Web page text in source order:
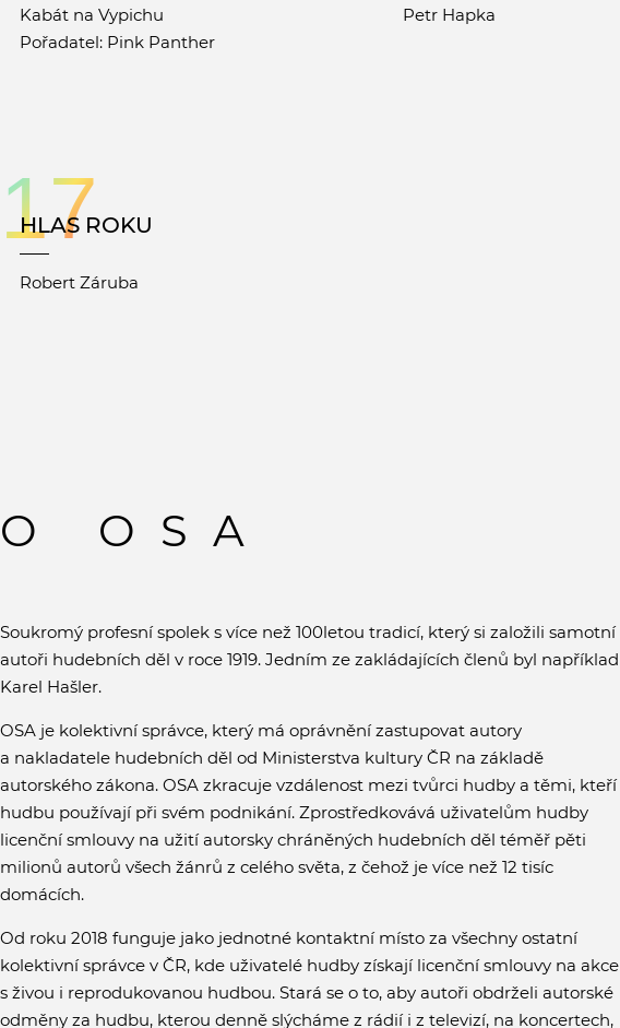
Kabát na Vypichu
Pořadatel: Pink Panther
Petr Hapka
17
HLAS ROKU
Robert Záruba
O OSA
Soukromý profesní spolek s více než 100letou tradicí, který si založili samotní
autoři hudebních děl v roce 1919. Jedním ze zakládajících členů byl například
Karel Hašler.
OSA je kolektivní správce, který má oprávnění zastupovat autory
a nakladatele hudebních děl od Ministerstva kultury ČR na základě
autorského zákona. OSA zkracuje vzdálenost mezi tvůrci hudby a těmi, kteří
hudbu používají při svém podnikání. Zprostředkovává uživatelům hudby
licenční smlouvy na užití autorsky chráněných hudebních děl téměř pěti
milionů autorů všech žánrů z celého světa, z čehož je více než 12 tisíc
domácích.
Od roku 2018 funguje jako jednotné kontaktní místo za všechny ostatní
kolektivní správce v ČR, kde uživatelé hudby získají licenční smlouvy na akce
s živou i reprodukovanou hudbou. Stará se o to, aby autoři obdrželi autorské
odměny za hudbu, kterou denně slýcháme z rádií i z televizí, na koncertech,